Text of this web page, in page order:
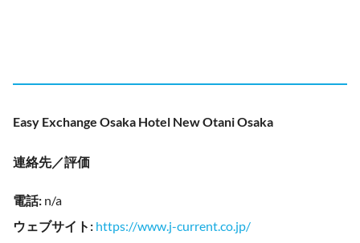
Easy Exchange Osaka Hotel New Otani Osaka
連絡先／評価
電話: n/a
ウェブサイト : https://www.j-current.co.jp/